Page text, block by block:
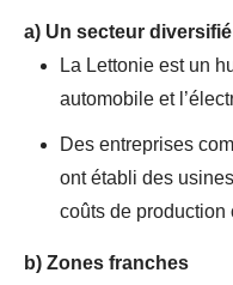
a) Un secteur diversifié
La Lettonie est un
automobile et
Des entreprises
ont établi des
coûts de production
b) Zones franches